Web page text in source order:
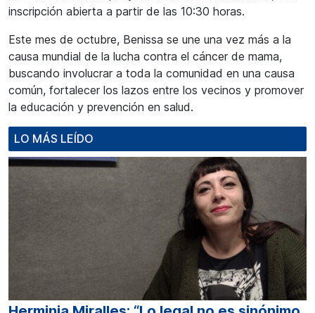
inscripción abierta a partir de las 10:30 horas.
Este mes de octubre, Benissa se une una vez más a la
causa mundial de la lucha contra el cáncer de mama,
buscando involucrar a toda la comunidad en una causa
común, fortalecer los lazos entre los vecinos y promover
la educación y prevención en salud.
LO MÁS LEÍDO